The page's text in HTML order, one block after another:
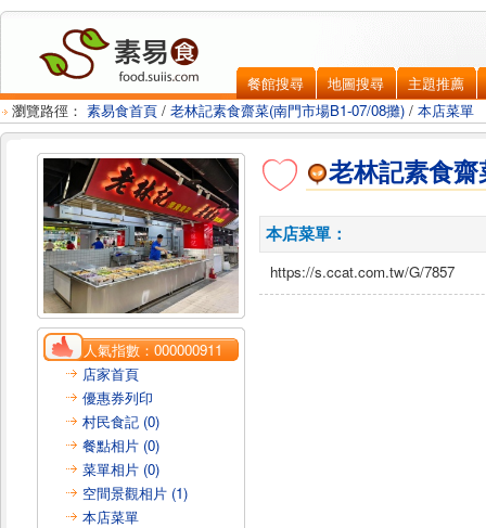
餐館搜尋 地圖搜尋
主題推薦
瀏覽路徑： 素易食首頁 / 老林記素食齋菜(南門市場B1-07/08攤) / 本店菜單
人氣指數：000000911
店家首頁
優惠券列印
村民食記 (0)
餐點相片 (0)
菜單相片 (0)
空間景觀相片 (1)
本店菜單
老林記素食
本店菜單：
https://s.ccat.com.tw/G/7857